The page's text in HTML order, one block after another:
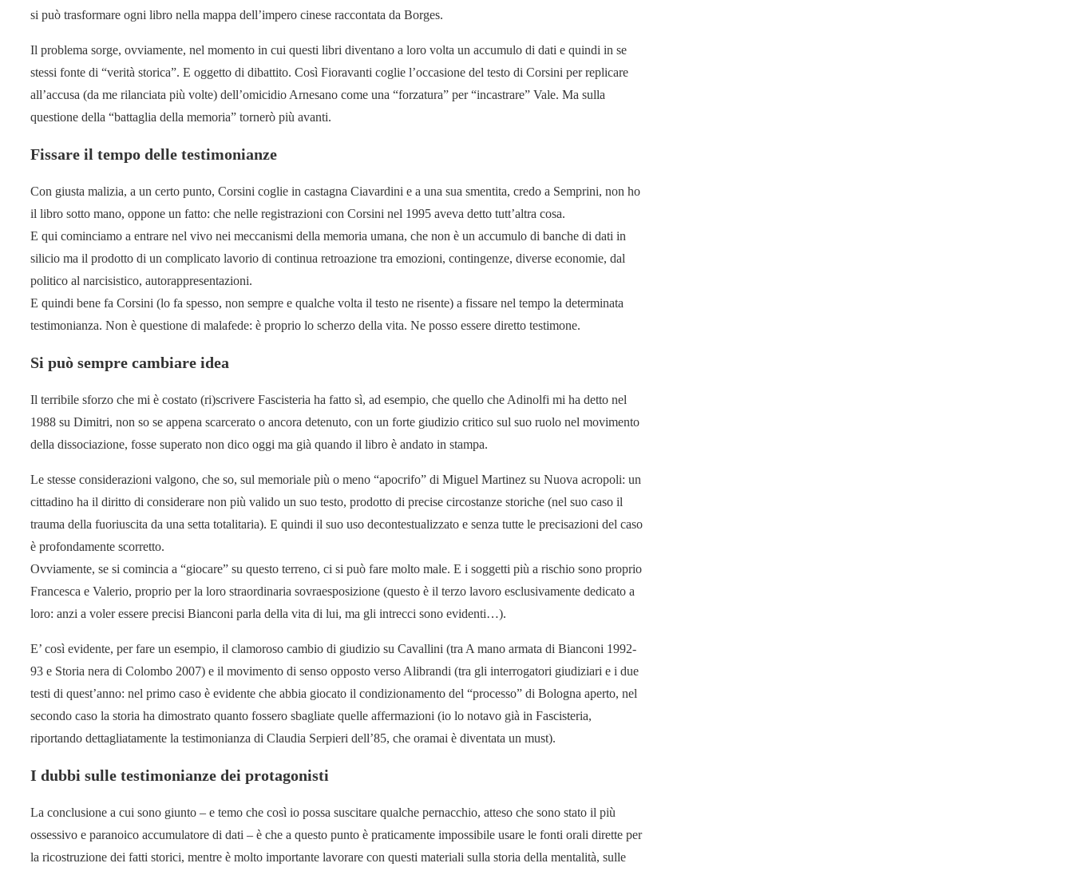
si può trasformare ogni libro nella mappa dell’impero cinese raccontata da Borges.
Il problema sorge, ovviamente, nel momento in cui questi libri diventano a loro volta un accumulo di dati e quindi in se
stessi fonte di “verità storica”. E oggetto di dibattito. Così Fioravanti coglie l’occasione del testo di Corsini per replicare
all’accusa (da me rilanciata più volte) dell’omicidio Arnesano come una “forzatura” per “incastrare” Vale. Ma sulla
questione della “battaglia della memoria” tornerò più avanti.
Fissare il tempo delle testimonianze
Con giusta malizia, a un certo punto, Corsini coglie in castagna Ciavardini e a una sua smentita, credo a Semprini, non ho
il libro sotto mano, oppone un fatto: che nelle registrazioni con Corsini nel 1995 aveva detto tutt’altra cosa.
E qui cominciamo a entrare nel vivo nei meccanismi della memoria umana, che non è un accumulo di banche di dati in
silicio ma il prodotto di un complicato lavorio di continua retroazione tra emozioni, contingenze, diverse economie, dal
politico al narcisistico, autorappresentazioni.
E quindi bene fa Corsini (lo fa spesso, non sempre e qualche volta il testo ne risente) a fissare nel tempo la determinata
testimonianza. Non è questione di malafede: è proprio lo scherzo della vita. Ne posso essere diretto testimone.
Si può sempre cambiare idea
Il terribile sforzo che mi è costato (ri)scrivere Fascisteria ha fatto sì, ad esempio, che quello che Adinolfi mi ha detto nel
1988 su Dimitri, non so se appena scarcerato o ancora detenuto, con un forte giudizio critico sul suo ruolo nel movimento
della dissociazione, fosse superato non dico oggi ma già quando il libro è andato in stampa.
Le stesse considerazioni valgono, che so, sul memoriale più o meno “apocrifo” di Miguel Martinez su Nuova acropoli: un
cittadino ha il diritto di considerare non più valido un suo testo, prodotto di precise circostanze storiche (nel suo caso il
trauma della fuoriuscita da una setta totalitaria). E quindi il suo uso decontestualizzato e senza tutte le precisazioni del caso
è profondamente scorretto.
Ovviamente, se si comincia a “giocare” su questo terreno, ci si può fare molto male. E i soggetti più a rischio sono proprio
Francesca e Valerio, proprio per la loro straordinaria sovraesposizione (questo è il terzo lavoro esclusivamente dedicato a
loro: anzi a voler essere precisi Bianconi parla della vita di lui, ma gli intrecci sono evidenti…).
E’ così evidente, per fare un esempio, il clamoroso cambio di giudizio su Cavallini (tra A mano armata di Bianconi 1992-
93 e Storia nera di Colombo 2007) e il movimento di senso opposto verso Alibrandi (tra gli interrogatori giudiziari e i due
testi di quest’anno: nel primo caso è evidente che abbia giocato il condizionamento del “processo” di Bologna aperto, nel
secondo caso la storia ha dimostrato quanto fossero sbagliate quelle affermazioni (io lo notavo già in Fascisteria,
riportando dettagliatamente la testimonianza di Claudia Serpieri dell’85, che oramai è diventata un must).
I dubbi sulle testimonianze dei protagonisti
La conclusione a cui sono giunto – e temo che così io possa suscitare qualche pernacchio, atteso che sono stato il più
ossessivo e paranoico accumulatore di dati – è che a questo punto è praticamente impossibile usare le fonti orali dirette per
la ricostruzione dei fatti storici, mentre è molto importante lavorare con questi materiali sulla storia della mentalità, sulle